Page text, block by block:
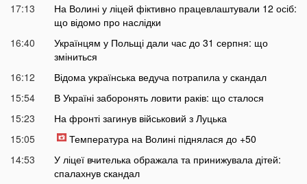
17:13
На Волині у ліцей фіктивно працевлаштували 12 осіб:
що відомо про наслідки
16:40
Українцям у Польщі дали час до 31 серпня: що
зміниться
16:12
Відома українська ведуча потрапила у скандал
15:54
В Україні заборонять ловити раків: що сталося
15:23
На фронті загинув військовий з Луцька
15:05
Температура на Волині піднялася до +50
14:53
У ліцеї вчителька ображала та принижувала дітей:
спалахнув скандал